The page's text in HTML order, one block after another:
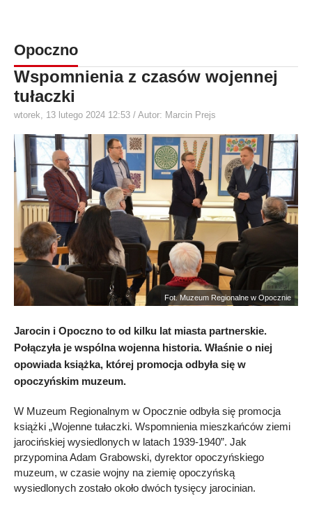
Opoczno
Wspomnienia z czasów wojennej
tułaczki
wtorek, 13 lutego 2024 12:53 / Autor: Marcin Prejs
Fot. Muzeum Regionalne w Opocznie
Jarocin i Opoczno to od kilku lat miasta partnerskie.
Połączyła je wspólna wojenna historia. Właśnie o niej
opowiada książka, której promocja odbyła się w
opoczyńskim muzeum.
W Muzeum Regionalnym w Opocznie odbyła się promocja
książki „Wojenne tułaczki. Wspomnienia mieszkańców ziemi
jarocińskiej wysiedlonych w latach 1939-1940”. Jak
przypomina Adam Grabowski, dyrektor opoczyńskiego
muzeum, w czasie wojny na ziemię opoczyńską
wysiedlonych zostało około dwóch tysięcy jarocinian.